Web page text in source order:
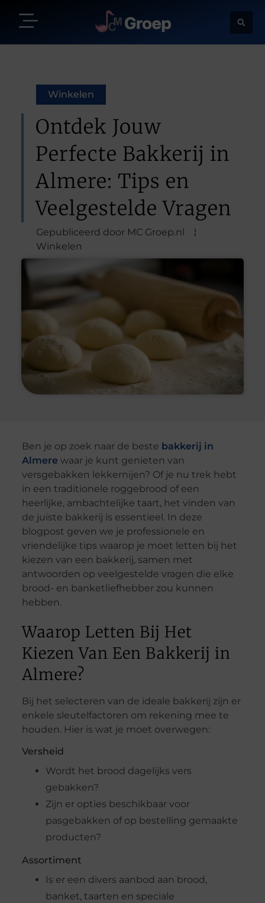
Winkelen
Ontdek Jouw
Perfecte Bakkerij in
Almere: Tips en
Veelgestelde Vragen
Gepubliceerd door MC Groep.nl
Winkelen
Ben je op zoek naar de beste bakkerij in
Almere waar je kunt genieten van
versgebakken lekkernijen? Of je nu trek hebt
in een traditionele roggebrood of een
heerlijke, ambachtelijke taart, het vinden van
de juiste bakkerij is essentieel. In deze
blogpost geven we je professionele en
vriendelijke tips waarop je moet letten bij het
kiezen van een bakkerij, samen met
antwoorden op veelgestelde vragen die elke
brood- en banketliefhebber zou kunnen
hebben.
Waarop Letten Bij Het
Kiezen Van Een Bakkerij in
Almere?
Bij het selecteren van de ideale bakkerij zijn er
enkele sleutelfactoren om rekening mee te
houden. Hier is wat je moet overwegen:
Versheid
Wordt het brood dagelijks vers
gebakken?
Zijn er opties beschikbaar voor
pasgebakken of op bestelling gemaakte
producten?
Assortiment
Is er een divers aanbod aan brood,
banket, taarten en speciale